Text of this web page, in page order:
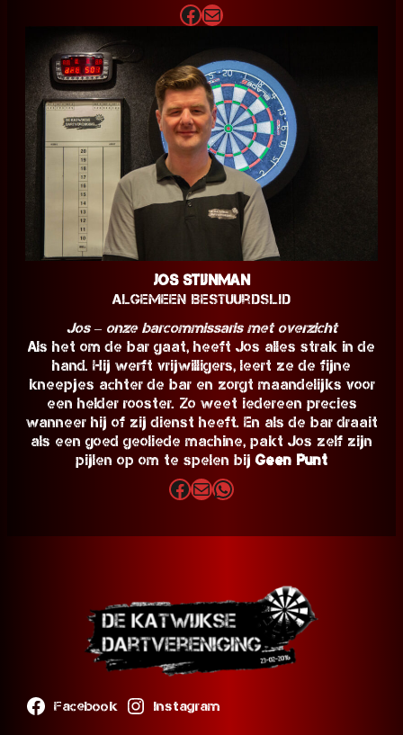
Facebook E-mail
Jos Stijnman
Algemeen Bestuurdslid
Jos – onze barcommissaris met overzicht
Als het om de bar gaat, heeft Jos alles strak in de
hand. Hij werft vrijwilligers, leert ze de fijne
kneepjes achter de bar en zorgt maandelijks voor
een helder rooster. Zo weet iedereen precies
wanneer hij of zij dienst heeft. En als de bar draait
als een goed geoliede machine, pakt Jos zelf zijn
pijlen op om te spelen bijGeen Punt
Facebook E-mail WhatsApp
Facebook Instagram